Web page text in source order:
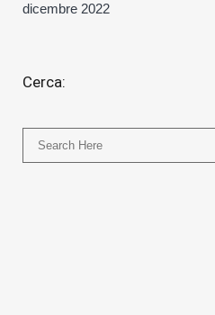
dicembre 2022
Cerca: